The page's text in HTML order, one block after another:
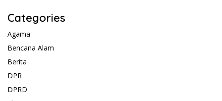
Categories
Agama
Bencana Alam
Berita
DPR
DPRD